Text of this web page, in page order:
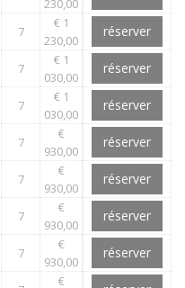
230,00
7
€ 1
230,00
réserver
7
€ 1
030,00
réserver
7
€ 1
030,00
réserver
7
€
930,00
réserver
7
€
930,00
réserver
7
€
930,00
réserver
7
€
930,00
réserver
€